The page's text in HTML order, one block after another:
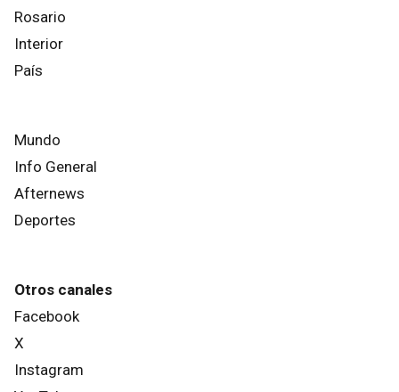
Rosario
Interior
País
Mundo
Info General
Afternews
Deportes
Otros canales
Facebook
X
Instagram